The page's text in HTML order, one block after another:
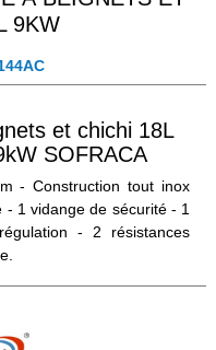
9KW
et chichi 18L
SOFRACA
- Construction tout inox
1 vidange de sécurité - 1
- 2 résistances